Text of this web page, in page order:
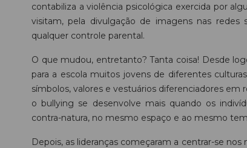
contabiliza a violência psicológica exercida por
visitam, pela divulgação de imagens nas
qualquer controle parental.
O que mudou, entretanto? Tanta coisa! Desde
para a escola muitos jovens de diferentes
símbolos, valores e vestuários diferenciadores em
o bullying se desenvolve mais quando os
contra-natura, no mesmo espaço e ao mesmo
Depois, as lideranças começaram a centrar-se